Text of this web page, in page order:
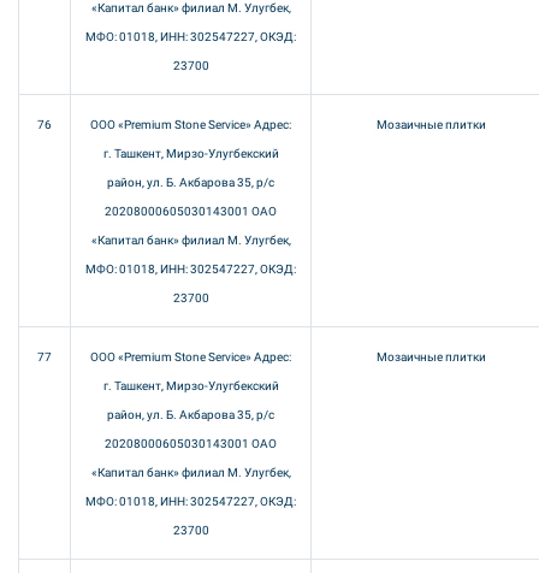
«Капитал банк» филиал М. Улугбек,
МФО: 01018, ИНН: 302547227, ОКЭД:
23700
76 ООО «Premium Stone Service» Адрес:
г. Ташкент, Мирзо-Улугбекский
район, ул. Б. Акбарова 35, р/с
20208000605030143001 ОАО
«Капитал банк» филиал М. Улугбек,
МФО: 01018, ИНН: 302547227, ОКЭД:
23700
Мозаичные плитки
77 ООО «Premium Stone Service» Адрес:
г. Ташкент, Мирзо-Улугбекский
район, ул. Б. Акбарова 35, р/с
20208000605030143001 ОАО
«Капитал банк» филиал М. Улугбек,
МФО: 01018, ИНН: 302547227, ОКЭД:
23700
Мозаичные плитки